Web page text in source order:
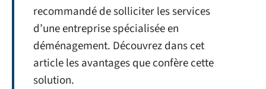
recommandé de solliciter les services
d’une entreprise spécialisée en
déménagement. Découvrez dans cet
article les avantages que confère cette
solution.